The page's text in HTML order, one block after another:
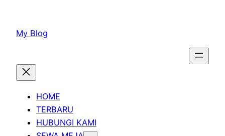
konten
My Blog
HOME
TERBARU
HUBUNGI KAMI